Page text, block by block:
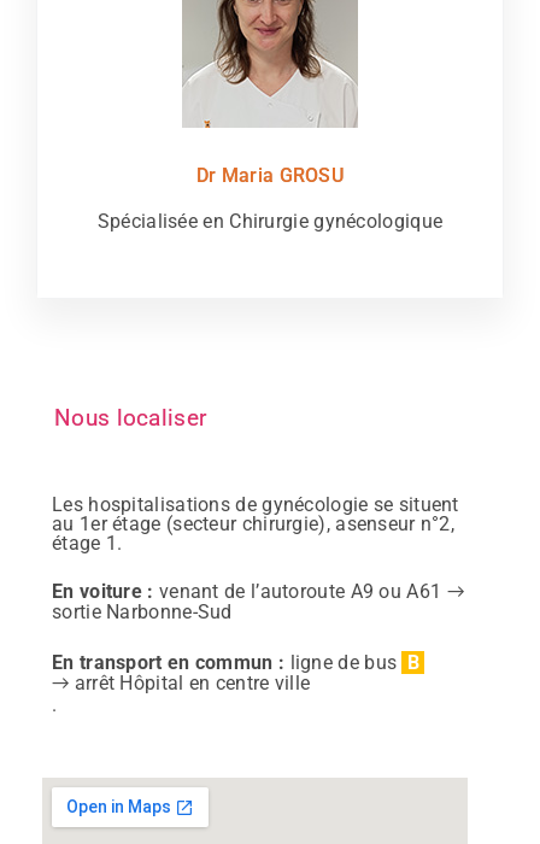
Dr Maria GROSU
Spécialisée en Chirurgie gynécologique
Nous localiser
Les hospitalisations de gynécologie se situent
au 1er étage (secteur chirurgie), asenseur n°2,
étage 1.
En voiture : venant de l’autoroute A9 ou A61 →
sortie Narbonne-Sud
En transport en commun : ligne de bus B
→ arrêt Hôpital en centre ville
.